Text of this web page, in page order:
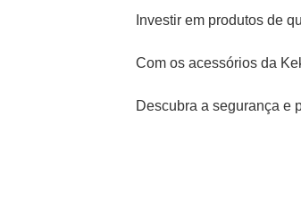
Investir em produtos de
Com os acessórios da
Descubra a segurança e